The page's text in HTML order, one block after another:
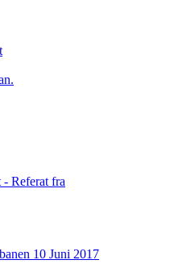
Referat fra
10 Juni 2017